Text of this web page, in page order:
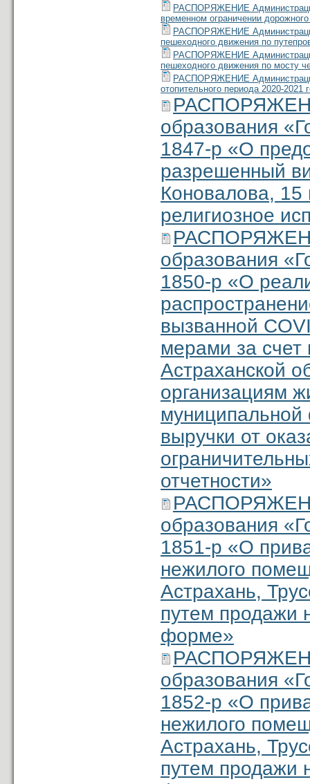
РАСПОРЯЖЕНИЕ
временном ограничении
РАСПОРЯЖЕНИЕ Администрации
пешеходного движения по
РАСПОРЯЖЕНИЕ Администрации
пешеходного движения по мосту
РАСПОРЯЖЕНИЕ Администрации
отопительного периода 2020-
образования
1847-р «О
разрешенный
Коновалова, 15
религиозное
образования
1850-р «О
вызванной
мерами за
Астраханской
организациям
выручки от
отчетности»
образования
1851-р «О
нежилого
Астрахань,
путем продажи
форме»
образования
1852-р «О
нежилого
Астрахань,
путем продажи